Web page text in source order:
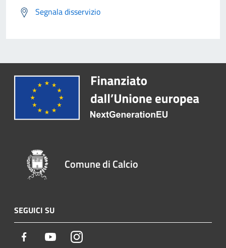
Segnala disservizio
Comune di Calcio
SEGUICI SU
Facebook YoutubeInstagram